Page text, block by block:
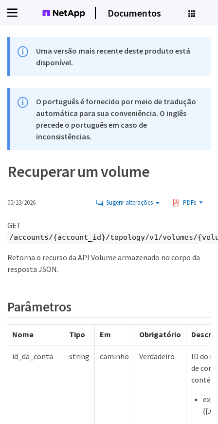
Documentos
Uma versão mais recente deste produto está
disponível.
O português é fornecido por meio de tradução
automática para sua conveniência. O inglês
precede o português em caso de
inconsistências.
Recuperar um volume
05/23/2026 Sugerir alterações PDFs
GET
/accounts/{account_id}/topology/v1/volumes/
Retorna o recurso da API Volume armazenado no corpo da
resposta JSON.
Parâmetros
Nome Tipo Em Obrigatório
id_da_conta string caminho Verdadeiro
ID do
de
contém